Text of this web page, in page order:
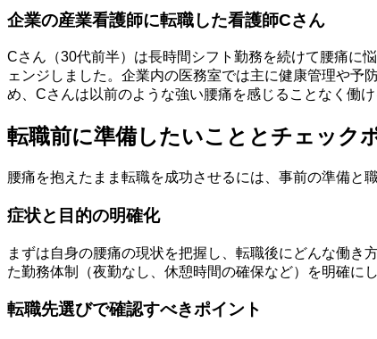
企業の産業看護師に転職した看護師Cさん
Cさん（30代前半）は長時間シフト勤務を続けて腰痛に
ェンジしました。企業内の医務室では主に健康管理や
め、Cさんは以前のような強い腰痛を感じることなく働
転職前に準備したいこととチェック
腰痛を抱えたまま転職を成功させるには、事前の準備と
症状と目的の明確化
まずは自身の腰痛の現状を把握し、転職後にどんな働
た勤務体制（夜勤なし、休憩時間の確保など）を明確に
転職先選びで確認すべきポイント